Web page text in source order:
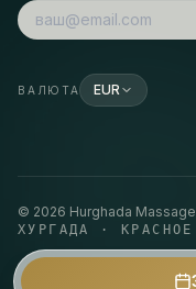
ВАЛЮТА EUR
© 2026 Hurghada
ХУРГАДА ·